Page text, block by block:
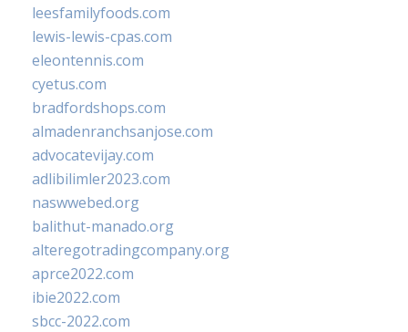
leesfamilyfoods.com
lewis-lewis-cpas.com
eleontennis.com
cyetus.com
bradfordshops.com
almadenranchsanjose.com
advocatevijay.com
adlibilimler2023.com
naswwebed.org
balithut-manado.org
alteregotradingcompany.org
aprce2022.com
ibie2022.com
sbcc-2022.com